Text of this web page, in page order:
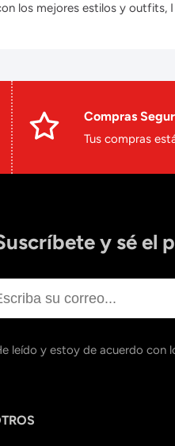
los mejores estilos y outfits,
Compras
Tus compras
y sé el
leído y estoy de acuerdo con